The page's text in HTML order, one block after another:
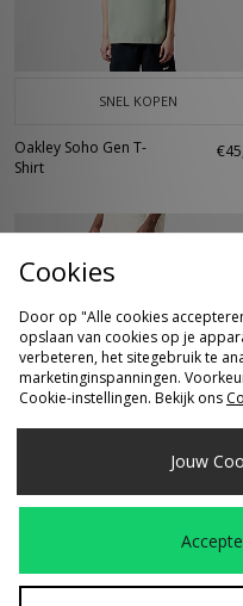
SNEL KOPEN
Oakley Soho Gen T-
Shirt
6.0
Cookies
Door op "Alle cookies
opslaan van cookies op je
verbeteren, het sitegebruik te
marketinginspanningen.
Cookie-instellingen. Bekijk ons
Jouw